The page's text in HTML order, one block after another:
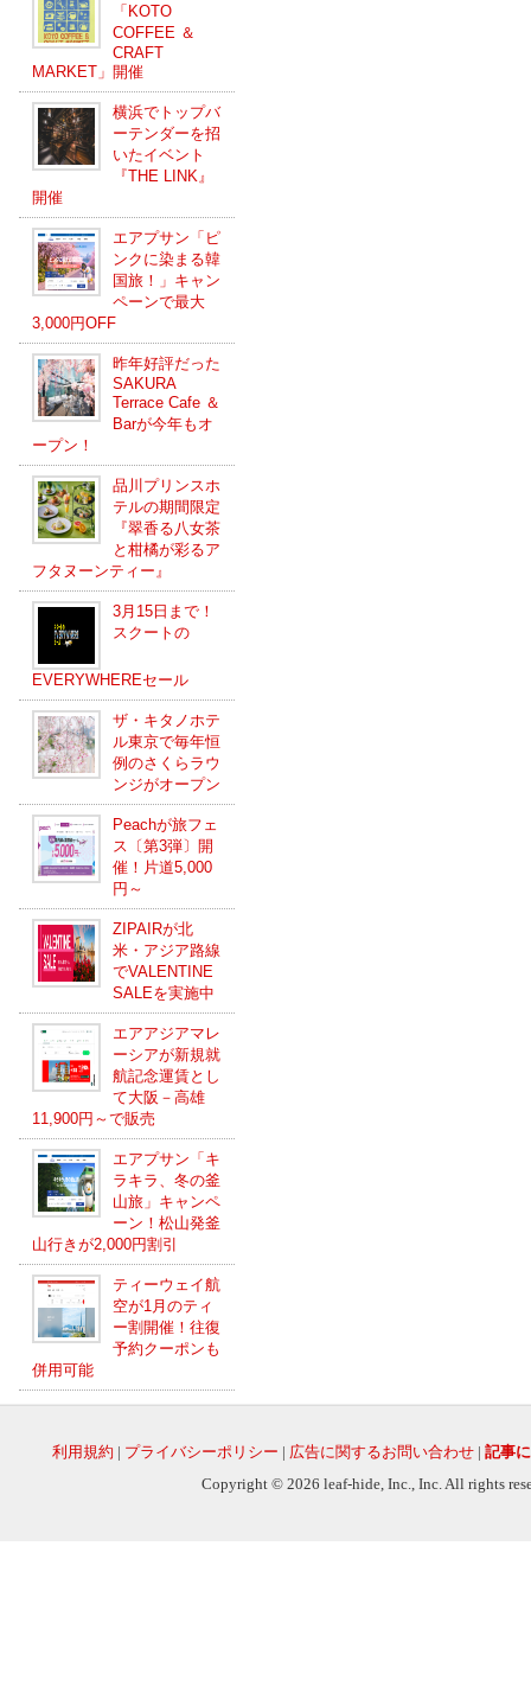
「KOTO
COFFEE ＆
CRAFT
MARKET」開催
横浜でトップバ
ーテンダーを招
いたイベント
『THE LINK』
開催
エアプサン「ピ
ンクに染まる韓
国旅！」キャン
ペーンで最大
3,000円OFF
昨年好評だった
SAKURA
Terrace Cafe ＆
Barが今年もオ
ープン！
品川プリンスホ
テルの期間限定
『翠香る八女茶
と柑橘が彩るア
フタヌーンティー』
3月15日まで！
スクートの
EVERYWHEREセール
ザ・キタノホテ
ル東京で毎年恒
例のさくらラウ
ンジがオープン
Peachが旅フェ
ス〔第3弾〕開
催！片道5,000
円～
ZIPAIRが北
米・アジア路線
でVALENTINE
SALEを実施中
エアアジアマレ
ーシアが新規就
航記念運賃とし
て大阪－高雄
11,900円～で販売
エアプサン「キ
ラキラ、冬の釜
山旅」キャンペ
ーン！松山発釜
山行きが2,000円割引
ティーウェイ航
空が1月のティ
ー割開催！往復
予約クーポンも
併用可能
利用規約 | プライバシーポリシー | 広告に関するお問い合わせ | 記事
Copyright © 2026 leaf-hide, Inc., Inc. All rights